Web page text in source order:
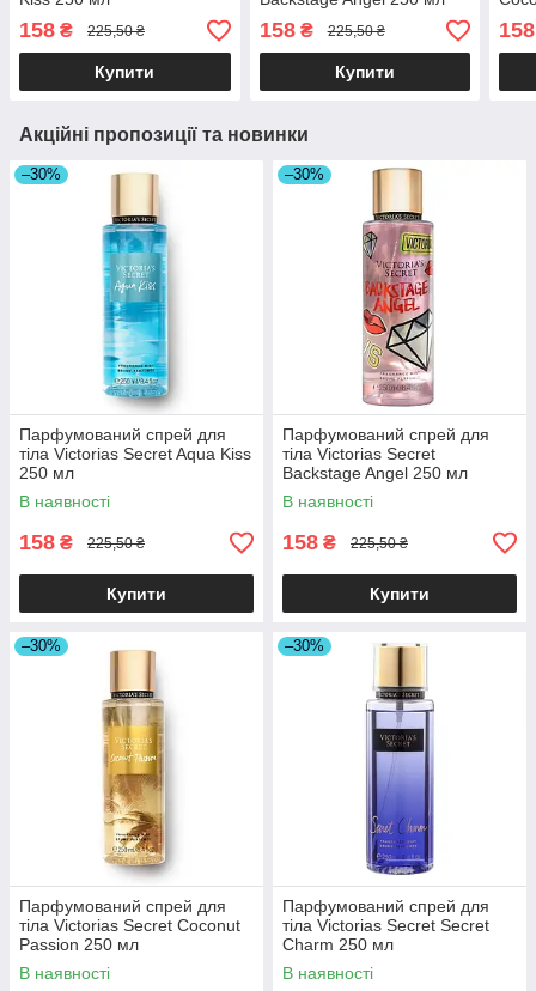
158 ₴ 225,50 ₴
Купити
158₴ 225,50 ₴
Купити
158
Акційні пропозиції та новинки
–30%
Парфумований спрей для
тіла Victorias Secret Aqua Kiss
250 мл
В наявності
158 ₴ 225,50 ₴
Купити
–30%
Парфумований спрей для
тіла Victorias Secret
Backstage Angel 250 мл
В наявності
158 ₴ 225,50 ₴
Купити
–30%
Парфумований спрей для
тіла Victorias Secret Coconut
Passion 250 мл
В наявності
–30%
Парфумований спрей для
тіла Victorias Secret Secret
Charm 250 мл
В наявності